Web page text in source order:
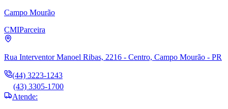
Campo Mourão
CMIParceira
Rua Interventor Manoel Ribas, 2216 - Centro, Campo Mourão - PR
(44) 3223-1243
(43) 3305-1700
Atende: